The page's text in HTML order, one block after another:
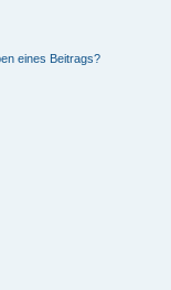
eines Beitrags?